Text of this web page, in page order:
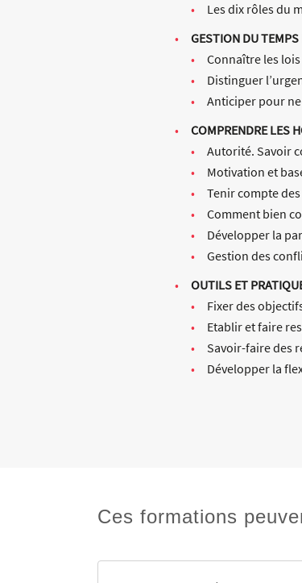
Les dix rôles du
GESTION DU
Connaître les
Distinguer
Anticiper pour
COMPRENDRE LES
Autorité. Savoir
Motivation et
Tenir compte
Comment bien
Développer la
Gestion des
OUTILS ET
Fixer des
Etablir et faire
Savoir-faire des
Développer la
Ces formations